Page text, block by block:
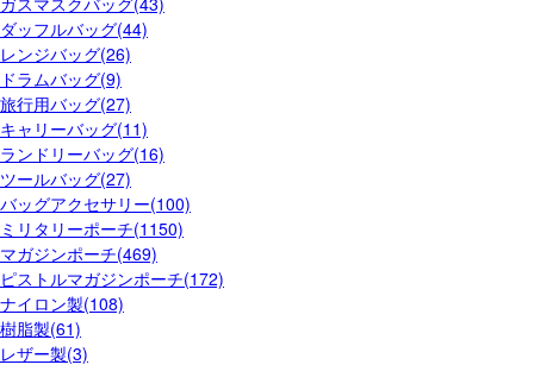
ダッフルバッグ(44)
レンジバッグ(26)
ドラムバッグ(9)
旅行用バッグ(27)
キャリーバッグ(11)
ランドリーバッグ(16)
ツールバッグ(27)
バッグアクセサリー(100)
ミリタリーポーチ(1150)
マガジンポーチ(469)
ピストルマガジンポーチ(172)
ナイロン製(108)
樹脂製(61)
レザー製(3)